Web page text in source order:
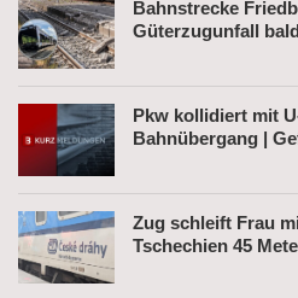
Bahnstrecke
Güterzugunfall
Pkw kollidiert mit
Bahnübergang |
Zug schleift Frau
Tschechien 45